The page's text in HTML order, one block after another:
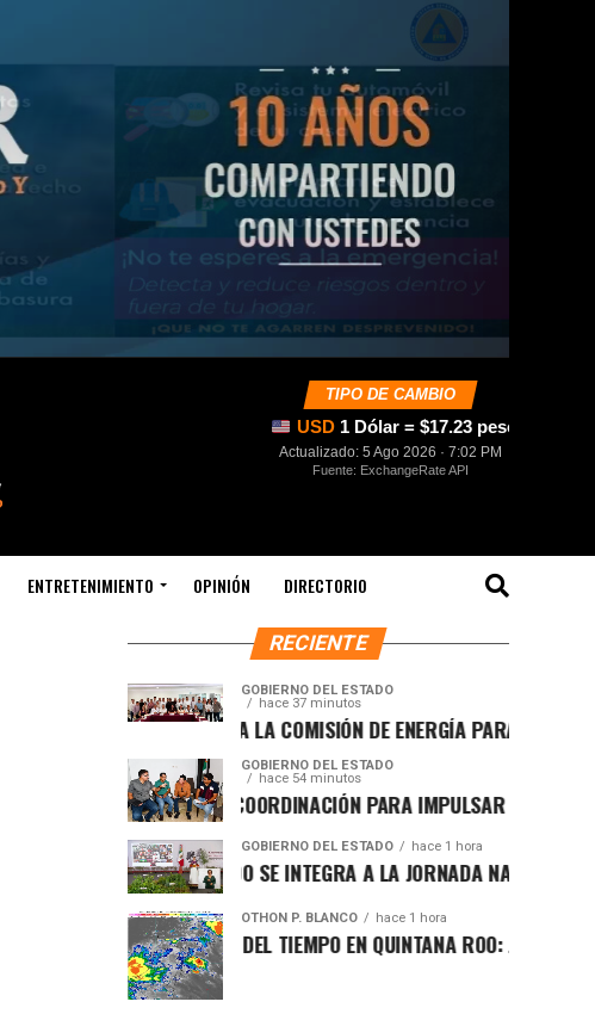
TIPO DE CAMBIO
USD 1 Dólar = $17.23 pesos
Actualizado: 5 Ago 2026 · 7:02 PM
Fuente: ExchangeRate API
ENTRETENIMIENTO OPINIÓN DIRECTORIO
RECIENTE
GOBIERNO DEL ESTADO
hace 37 minutos
INSTALA SEMA LA COMISIÓN DE ENERGÍA PARA FORTALECER
GOBIERNO DEL ESTADO
hace 54 minutos
REAFIRMAN COORDINACIÓN PARA IMPULSAR EL
GOBIERNO DEL ESTADO hace 1 hora
QUINTANA ROO SE INTEGRA A LA JORNADA NACIONAL DE
OTHON P. BLANCO hace 1 hora
PRONÓSTICO DEL TIEMPO EN QUINTANA ROO: JORNADA